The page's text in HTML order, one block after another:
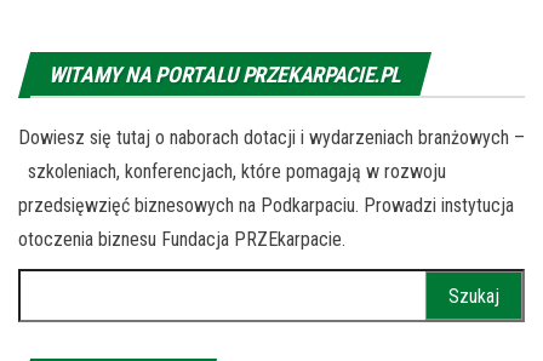
WITAMY NA PORTALU PRZEKARPACIE.PL
Dowiesz się tutaj o naborach dotacji i wydarzeniach branżowych –
szkoleniach, konferencjach, które pomagają w rozwoju
przedsięwzięć biznesowych na Podkarpaciu. Prowadzi instytucja
otoczenia biznesu Fundacja PRZEkarpacie.